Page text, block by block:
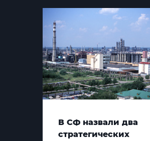
В СФ назвали два
стратегических